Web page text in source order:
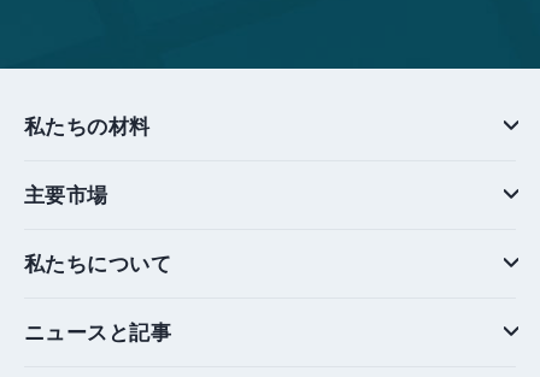
私たちの材料
主要市場
私たちについて
ニュースと記事